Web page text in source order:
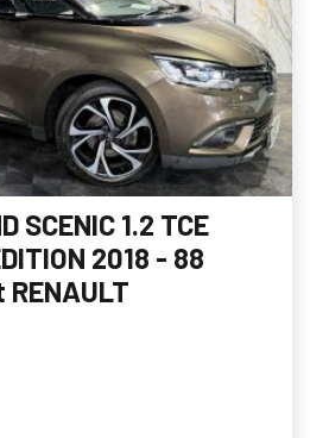
SCENIC 1.2 TCE
2018 - 88